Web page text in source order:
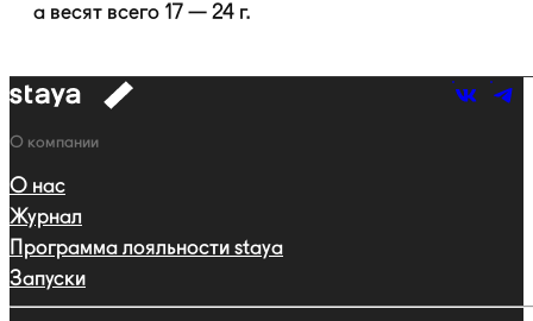
а весят всего 17 — 24 г.
к
Навигация
О компании
О нас
Журнал
Программа лояльности staya
Запуски